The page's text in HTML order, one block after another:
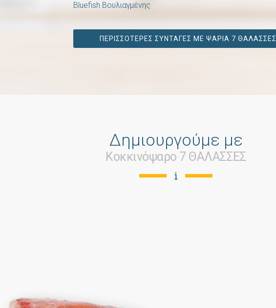
Bluefish Βουλιαγμένης
ΠΕΡΙΣΣΟΤΕΡΕΣ ΣΥΝΤΑΓΕΣ ΜΕ ΨΑΡΙΑ 7 ΘΑΛΑΣΣΕΣ
Δημιουργούμε με
Κοκκινόψαρο 7 ΘΑΛΑΣΣΕΣ